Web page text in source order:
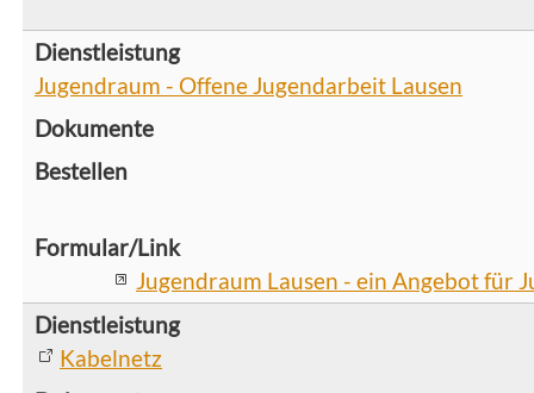
Jugendraum - Offene Jugendarbeit Lausen
Jugendraum Lausen - ein Angebot für
Kabelnetz